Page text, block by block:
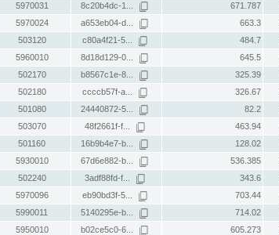
5970031 8c20b4dc-1... 671.787
5970024 a653eb04-d... 663.3
503120 c80a4f21-5... 484.7
5960010 8d18d129-0... 645.5
502170 b8567c1e-8... 325.39
502180 ccccb57f-a... 326.67
501080 24440872-5... 82.2
503070 48f2661f-f... 463.94
501160 16b9b4e7-b... 128.02
5930010 67d6e882-b... 536.385
502240 3adf88fd-f... 343.6
5970096 eb90bd3f-5... 703.44
5990011 5140295e-b... 714.02
5950010 b02ce5c0-6... 605.273